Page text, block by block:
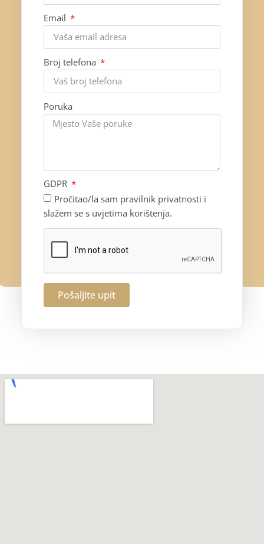
Email
Broj telefona
Poruka
GDPR
Pročitao/la sam pravilnik privatnosti i
slažem se s uvjetima korištenja.
Pošaljite upit